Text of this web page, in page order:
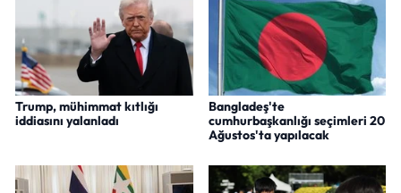
Trump, mühimmat kıtlığı
iddiasını yalanladı
Bangladeş'te
cumhurbaşkanlığı seçimleri 20
Ağustos'ta yapılacak